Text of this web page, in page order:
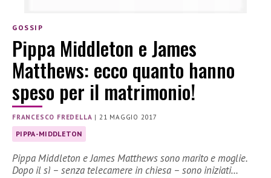
GOSSIP
Pippa Middleton e James
Matthews: ecco quanto hanno
speso per il matrimonio!
FRANCESCO FREDELLA | 21 MAGGIO 2017
PIPPA-MIDDLETON
Pippa Middleton e James Matthews sono marito e moglie.
Dopo il sì – senza telecamere in chiesa – sono iniziati…